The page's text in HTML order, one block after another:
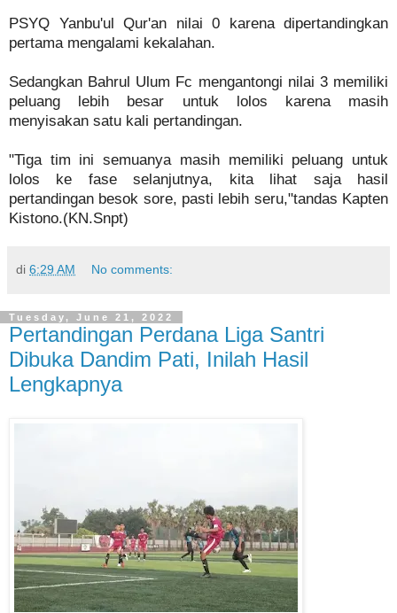
PSYQ Yanbu'ul Qur'an nilai 0 karena dipertandingkan
pertama mengalami kekalahan.
Sedangkan Bahrul Ulum Fc mengantongi nilai 3 memiliki
peluang lebih besar untuk lolos karena masih
menyisakan satu kali pertandingan.
"Tiga tim ini semuanya masih memiliki peluang untuk
lolos ke fase selanjutnya, kita lihat saja hasil
pertandingan besok sore, pasti lebih seru,"tandas Kapten
Kistono.(KN.Snpt)
di 6:29 AM No comments:
Tuesday, June 21, 2022
Pertandingan Perdana Liga Santri
Dibuka Dandim Pati, Inilah Hasil
Lengkapnya